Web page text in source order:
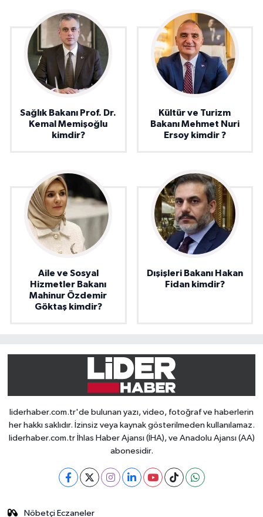
Sağlık Bakanı Prof. Dr.
Kemal Memişoğlu
kimdir?
Kültür ve Turizm
Bakanı Mehmet Nuri
Ersoy kimdir ?
Aile ve Sosyal
Hizmetler Bakanı
Mahinur Özdemir
Göktaş kimdir?
Dışişleri Bakanı Hakan
Fidan kimdir?
liderhaber.com.tr'de bulunan yazı, video, fotoğraf ve haberlerin
her hakkı saklıdır. İzinsiz veya kaynak gösterilmeden kullanılamaz.
liderhaber.com.tr İhlas Haber Ajansı (İHA), ve Anadolu Ajansı (AA)
abonesidir.
Nöbetçi Eczaneler